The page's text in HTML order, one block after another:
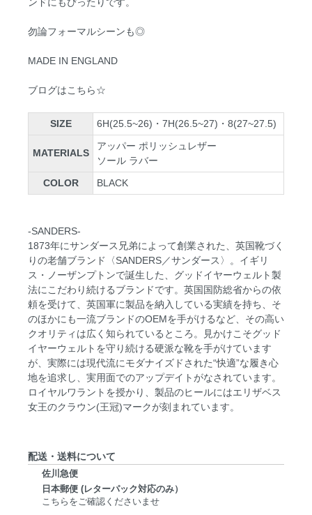
勿論フォーマルシーンも◎
MADE IN ENGLAND
ブログはこちら☆
SIZE 6H(25.5~26)・7H(26.5~27)・8(27~27.5)
MATERIALS
アッパー ポリッシュレザー
ソール ラバー
COLOR
BLACK
-SANDERS-
1873年にサンダース兄弟によって創業された、英国靴づく
りの老舗ブランド〈SANDERS／サンダース〉。イギリ
ス・ノーザンプトンで誕生した、グッドイヤーウェルト製
法にこだわり続けるブランドです。英国国防総省からの依
頼を受けて、英国軍に製品を納入している実績を持ち、そ
のほかにも一流ブランドのOEMを手がけるなど、その高い
クオリティは広く知られているところ。見かけこそグッド
イヤーウェルトを守り続ける硬派な靴を手がけています
が、実際には現代流にモダナイズドされた“快適”な履き心
地を追求し、実用面でのアップデイトがなされています。
ロイヤルワラントを授かり、製品のヒールにはエリザベス
女王のクラウン(王冠)マークが刻まれています。
配送・送料について
佐川急便
日本郵便 (レターパック対応のみ）
こちらをご確認くださいませ